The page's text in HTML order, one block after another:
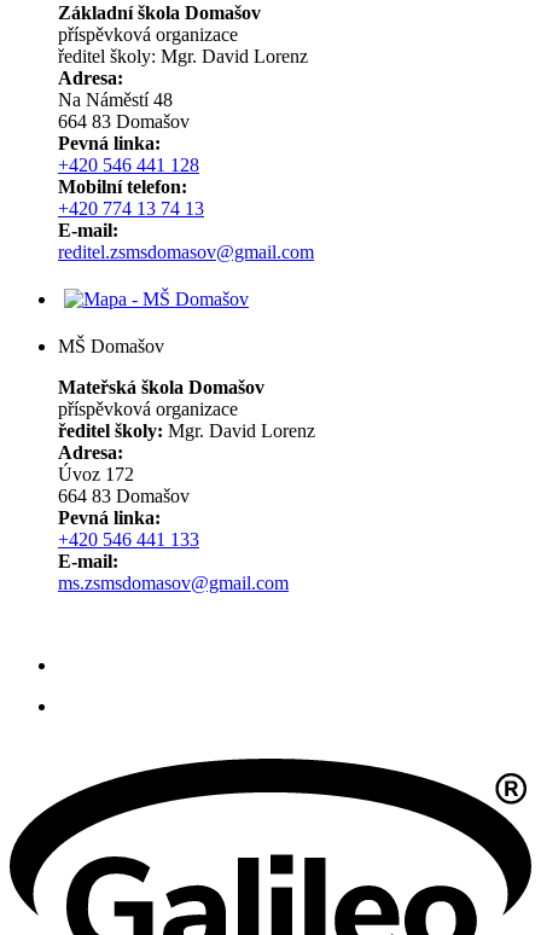
Základní škola Domašov
příspěvková organizace
ředitel školy: Mgr. David Lorenz
Adresa:
Na Náměstí 48
664 83 Domašov
Pevná linka:
+420 546 441 128
Mobilní telefon:
+420 774 13 74 13
E-mail:
reditel.zsmsdomasov@gmail.com
MŠ Domašov
Mateřská škola Domašov
příspěvková organizace
ředitel školy: Mgr. David Lorenz
Adresa:
Úvoz 172
664 83 Domašov
Pevná linka:
+420 546 441 133
E-mail:
ms.zsmsdomasov@gmail.com